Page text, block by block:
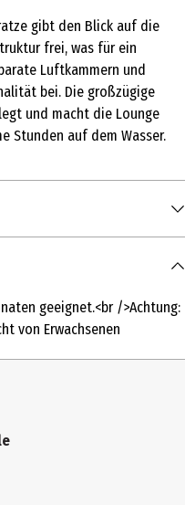
gibt den Blick auf die
frei, was für ein
Luftkammern und
bei. Die großzügige
und macht die Lounge
Stunden auf dem Wasser.
geeignet.<br />Achtung:
von Erwachsenen